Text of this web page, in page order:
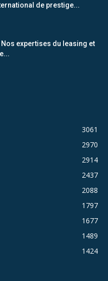
de prestige...
Nos expertises du leasing et
3061
2970
2914
2437
2088
1797
1677
1489
1424